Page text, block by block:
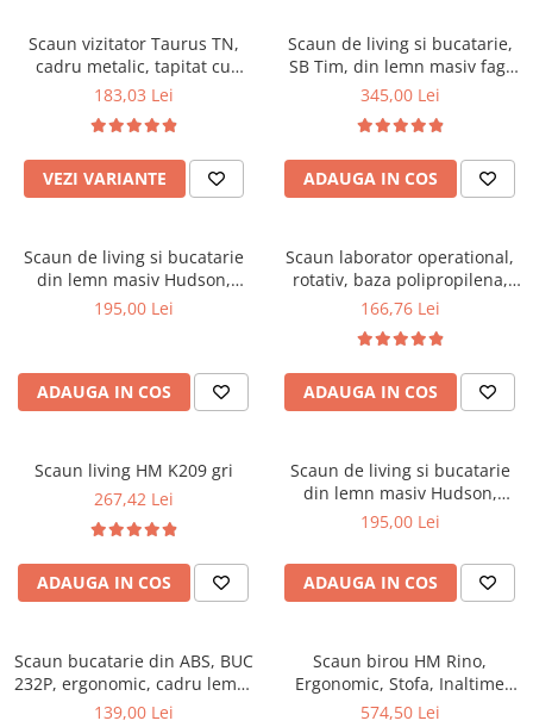
Saltele cu arcuri impachetate
individual
Saltele Memory Pocket
Saltele Memory Foam
Saltele Memory Pocket
Saltele cu plasa arcuri
Saltele cu spuma
Saltele cu spuma poliuretanica
Saltele 140x200
Saltele 180x200
Top saltele
Top saltele 5 cm
Top saltele 10 cm
Top saltele memory 5 cm
Saltele ieftine
Saltele cu plasa de arcuri
Paturi
Seturi de pat si saltea
Masute de toaleta
Mobilier living
Scaune pentru living
Comode living
Set mese plus scaune
Scaune ergonomice
Etajere Birou
Birouri
Scaune pentru birou
Scaune pentru vizitatori
Mobilier bucatarie
Scaune pentru bucatarie
Mobila bucatarie
Seturi mese si scaune bucatarie
Scaune birou
Scaune profesionale
Scaune resigilate
Scaune conferinta
Scaune terasa si outdoor
Scaun vizitator Taurus TN,
cadru metalic, tapitat cu
stofa, stivuibil, 120 kg, negru
183,03 Lei
VEZI VARIANTE
Scaun de living si bucatarie,
SB Tim, din lemn masiv fag,
tapiterie stofa, lacuit, 120 kg,
345,00 Lei
ADAUGA IN COS
Scaun de living si bucatarie
din lemn masiv Hudson,
tapiterie stofa,100 kg,
195,00 Lei
ADAUGA IN COS
Scaun laborator operational,
rotativ, baza polipropilena,
piele ecologica, inaltime
166,76 Lei
ADAUGA IN COS
Scaun living HM K209 gri
267,42 Lei
ADAUGA IN COS
Scaun de living si bucatarie
din lemn masiv Hudson,
tapiterie stofa,100 kg,
195,00 Lei
ADAUGA IN COS
Scaun bucatarie din ABS, BUC
232P, ergonomic, cadru lemn,
100 kg
139,00 Lei
Scaun birou HM Rino,
Ergonomic, Stofa, Inaltime
reglabila, Mecanism
574,50 Lei